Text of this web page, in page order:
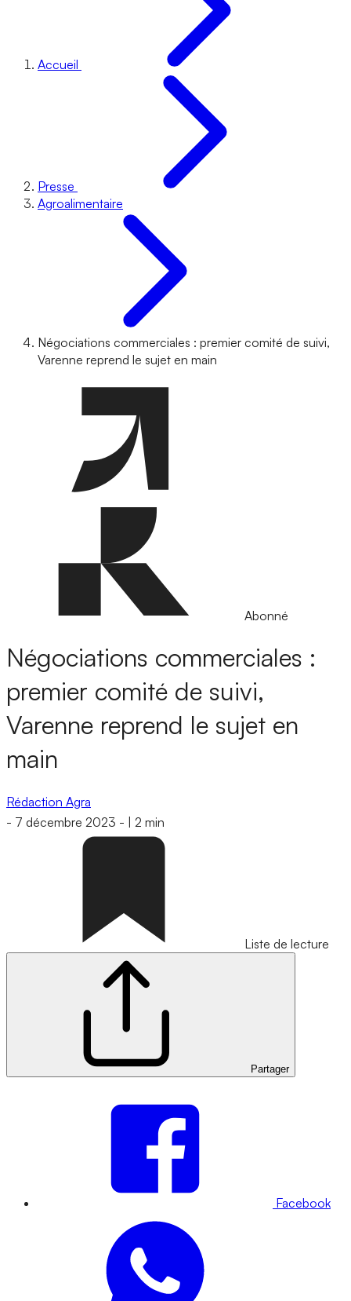
Accueil
Presse
Agroalimentaire
Négociations commerciales : premier comité de suivi,
Varenne reprend le sujet en main
Abonné
Négociations commerciales :
premier comité de suivi,
Varenne reprend le sujet en
main
Rédaction Agra
- 7 décembre 2023 - 2 min
Liste de lecture
Partager
Facebook